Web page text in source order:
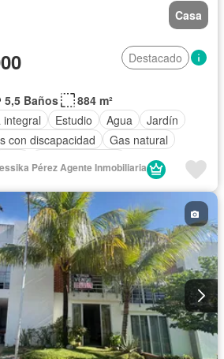
Casa
Destacado
5,5 Baños
884 m²
integral Estudio Agua
Jardín
con discapacidad
Gas natural
Solo familias
Permite niños
Pérez Agente Inmobiliaria